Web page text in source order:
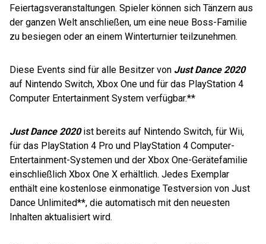
Feiertagsveranstaltungen. Spieler können sich Tänzern aus
der ganzen Welt anschließen, um eine neue Boss-Familie
zu besiegen oder an einem Winterturnier teilzunehmen.
Diese Events sind für alle Besitzer von Just Dance 2020
auf Nintendo Switch, Xbox One und für das PlayStation 4
Computer Entertainment System verfügbar.**
Just Dance 2020ist bereits auf Nintendo Switch, für Wii,
für das PlayStation 4 Pro und PlayStation 4 Computer-
Entertainment-Systemen und der Xbox One-Gerätefamilie
einschließlich Xbox One X erhältlich. Jedes Exemplar
enthält eine kostenlose einmonatige Testversion von Just
Dance Unlimited**, die automatisch mit den neuesten
Inhalten aktualisiert wird.